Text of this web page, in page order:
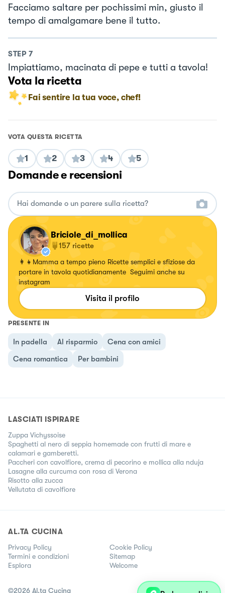
Facciamo saltare per pochissimi min, giusto il
tempo di amalgamare bene il tutto.
STEP 7
Impiattiamo, macinata di pepe e tutti a tavola!
Vota la ricetta
Fai sentire la tua voce, chef!
VOTA QUESTA RICETTA
1 2 3 4 5
Domande e recensioni
Briciole_di_mollica
157 ricette
👩‍👧Mamma a tempo pieno Ricette semplici e sfiziose da
portare in tavola quotidianamente Seguimi anche su
instagram
Visita il profilo
PRESENTE IN
In padella Al risparmio
Cena con amici
Cena romantica
Per bambini
LASCIATI ISPIRARE
Zuppa Vichyssoise
Spaghetti al nero di seppia homemade con frutti di mare e
calamari e gamberetti.
Paccheri con cavolfiore, crema di pecorino e mollica alla nduja
Lasagne alla curcuma con rosa di Verona
Risotto alla zucca
Vellutata di cavolfiore
AL.TA CUCINA
Privacy Policy
Cookie Policy
Termini e condizioni
Sitemap
Esplora
Welcome
©2026 Al.ta Cucina